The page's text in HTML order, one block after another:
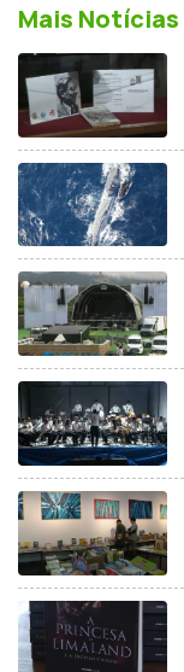
Mais Notícias